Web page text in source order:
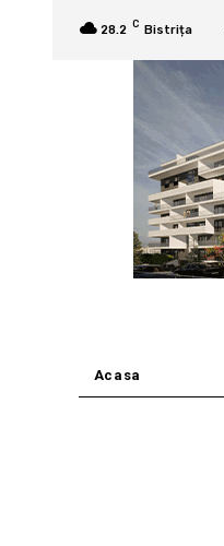
28.2 C Bistrița
Acasa